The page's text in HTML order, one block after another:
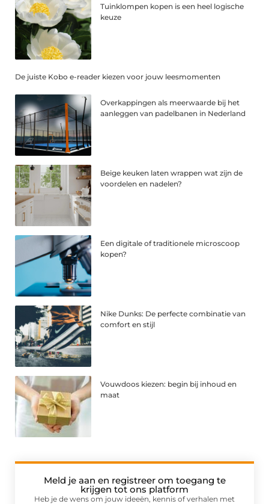
Tuinklompen kopen is een heel logische
keuze
De juiste Kobo e-reader kiezen voor jouw leesmomenten
Overkappingen als meerwaarde bij het
aanleggen van padelbanen in Nederland
Beige keuken laten wrappen wat zijn de
voordelen en nadelen?
Een digitale of traditionele microscoop
kopen?
Nike Dunks: De perfecte combinatie van
comfort en stijl
Vouwdoos kiezen: begin bij inhoud en
maat
Meld je aan en registreer om toegang te
krijgen tot ons platform
Heb je de wens om jouw ideeën, kennis of verhalen met